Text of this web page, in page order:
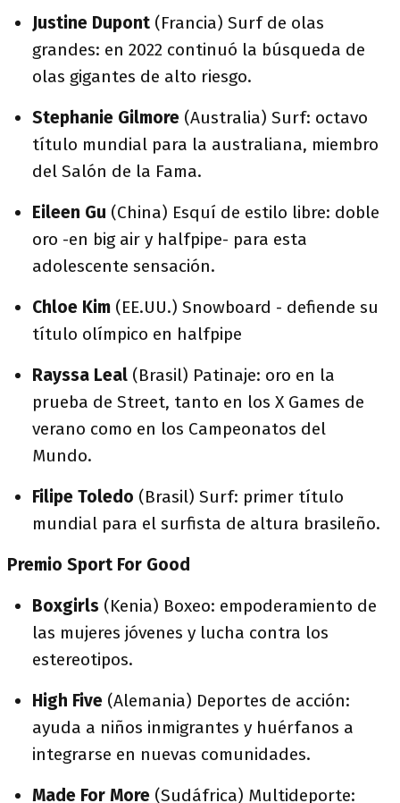
Justine Dupont (Francia) Surf de olas
grandes: en 2022 continuó la búsqueda de
olas gigantes de alto riesgo.
Stephanie Gilmore (Australia) Surf: octavo
título mundial para la australiana, miembro
del Salón de la Fama.
Eileen Gu (China) Esquí de estilo libre: doble
oro -en big air y halfpipe- para esta
adolescente sensación.
Chloe Kim (EE.UU.) Snowboard - defiende su
título olímpico en halfpipe
Rayssa Leal (Brasil) Patinaje: oro en la
prueba de Street, tanto en los X Games de
verano como en los Campeonatos del
Mundo.
Filipe Toledo (Brasil) Surf: primer título
mundial para el surfista de altura brasileño.
Premio Sport For Good
Boxgirls (Kenia) Boxeo: empoderamiento de
las mujeres jóvenes y lucha contra los
estereotipos.
High Five (Alemania) Deportes de acción:
ayuda a niños inmigrantes y huérfanos a
integrarse en nuevas comunidades.
Made For More (Sudáfrica) Multideporte: